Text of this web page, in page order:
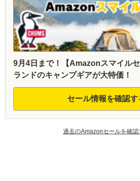
9月4日まで！【Amazonスマイル
ランドのキャンプギアが大特価！
セール情報を確認す
過去のAmazonセールを確